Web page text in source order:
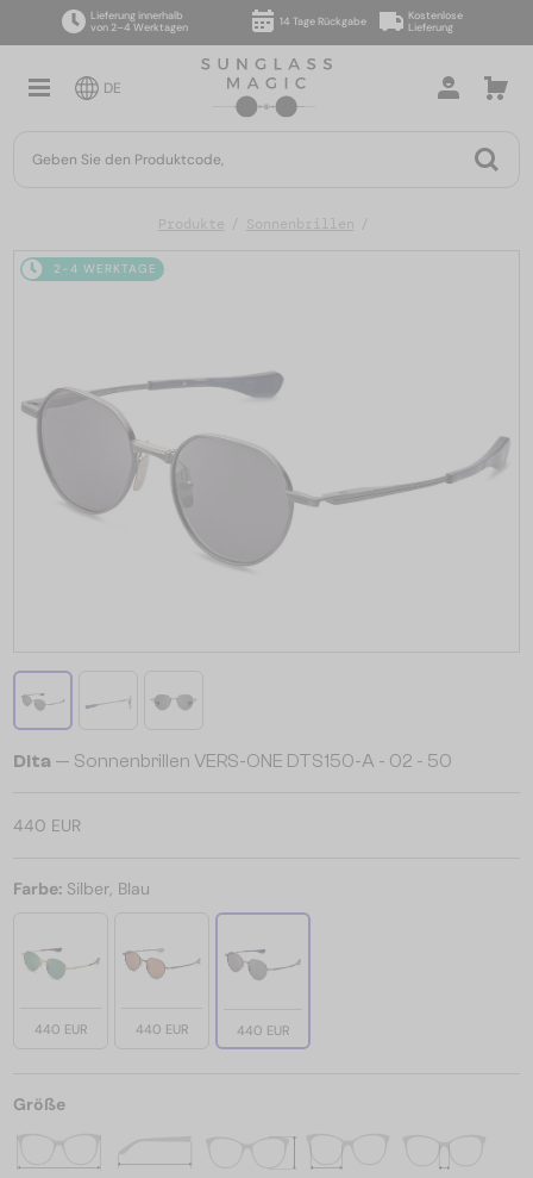
Lieferung innerhalb
von 2–4 Werktagen
14 Tage Rückgabe
Kostenlose
Lieferung
DE
Produkte Sonnenbrillen
2-4 WERKTAGE
Dita — Sonnenbrillen VERS-ONE DTS150-A - 02 - 50
440 EUR
Farbe: Silber, Blau
440 EUR 440 EUR 440 EUR
Größe